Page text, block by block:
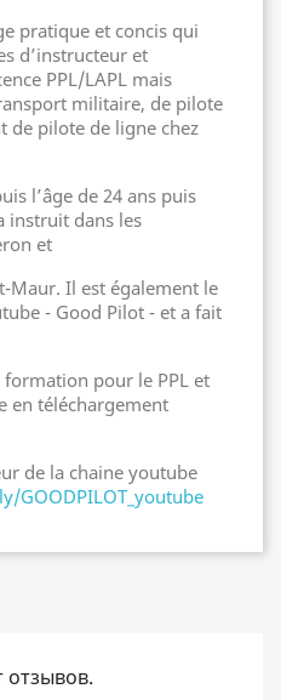
pratique et concis qui
d’instructeur et
PPL/LAPL mais
militaire, de pilote
de pilote de ligne chez
l’âge de 24 ans puis
instruit dans les
et
Maur. Il est également le
- Good Pilot - et a fait
pour le PPL et
en téléchargement
de la chaine youtube
GOODPILOT_youtube
отзывов.